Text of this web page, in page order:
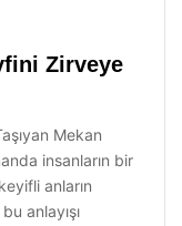
Zirveye
Mekan
insanların bir
anların
anlayışı